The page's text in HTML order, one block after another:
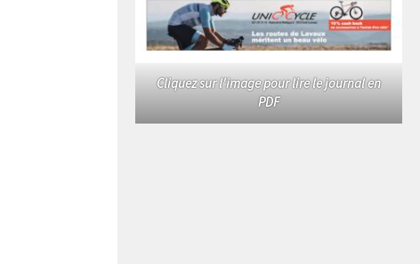
Cliquez sur l'image pour lire le journal en
PDF